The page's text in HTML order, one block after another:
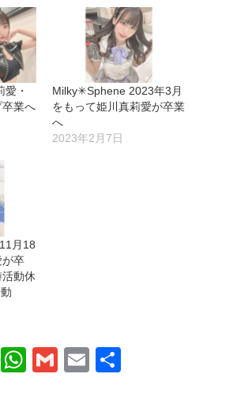
・
業へ
Milky✳︎Sphene 2023年3月
をもって姫川真莉愛が卒業
へ
2023年2月7日
月18
が卒
動休
WeChat
WhatsApp
GmailEmail